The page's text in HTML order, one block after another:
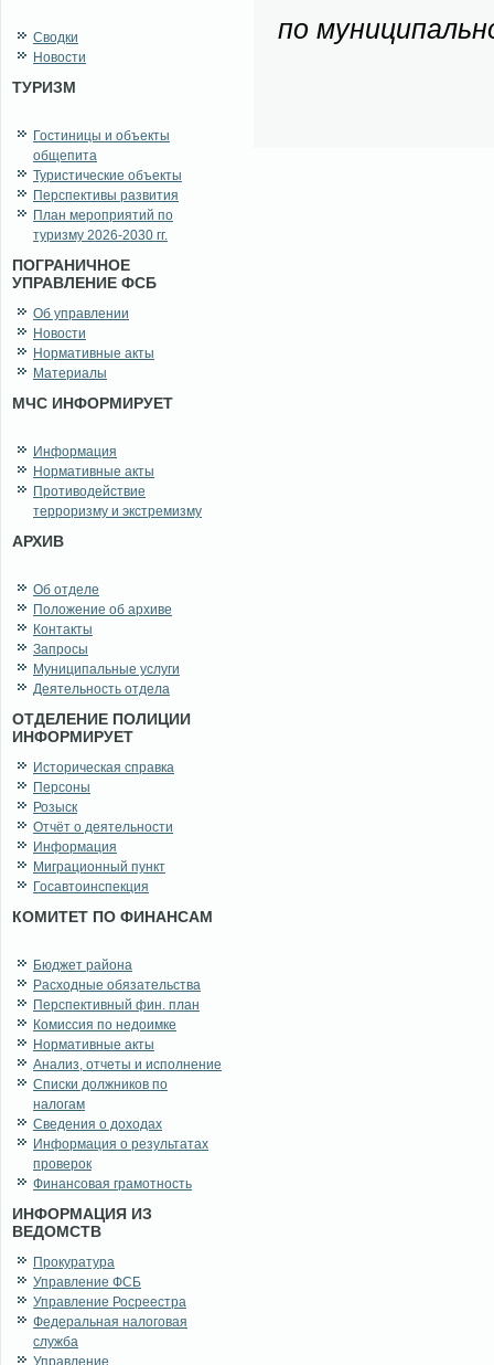
Сводки
Новости
ТУРИЗМ
Гостиницы и объекты
общепита
Туристические объекты
Перспективы развития
План мероприятий по
туризму 2026-2030 гг.
ПОГРАНИЧНОЕ
УПРАВЛЕНИЕ ФСБ
Об управлении
Новости
Нормативные акты
Материалы
МЧС ИНФОРМИРУЕТ
Информация
Нормативные акты
Противодействие
терроризму и экстремизму
АРХИВ
Об отделе
Положение об архиве
Контакты
Запросы
Муниципальные услуги
Деятельность отдела
ОТДЕЛЕНИЕ ПОЛИЦИИ
ИНФОРМИРУЕТ
Историческая справка
Персоны
Розыск
Отчёт о деятельности
Информация
Миграционный пункт
Госавтоинспекция
КОМИТЕТ ПО ФИНАНСАМ
Бюджет района
Расходные обязательства
Перспективный фин. план
Комиссия по недоимке
Нормативные акты
Анализ, отчеты и исполнение
Списки должников по
налогам
Сведения о доходах
Информация о результатах
проверок
Финансовая грамотность
ИНФОРМАЦИЯ ИЗ
ВЕДОМСТВ
Прокуратура
Управление ФСБ
Управление Росреестра
Федеральная налоговая
служба
Управление
по